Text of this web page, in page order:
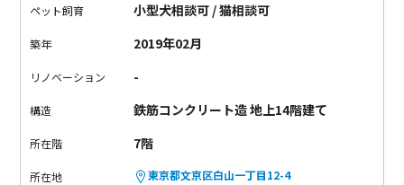
ペット飼育 小型犬相談可 / 猫相談可
築年 2019年02月
リノベーション -
構造 鉄筋コンクリート造 地上14階建て
所在階 7階
所在地 東京都文京区白山一丁目12-4